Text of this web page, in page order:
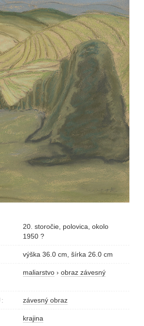
20. storočie, polovica, okolo
1950 ?
výška 36.0 cm, šírka 26.0 cm
maliarstvo › obraz závesný
závesný obraz
krajina